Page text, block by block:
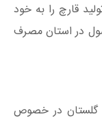
قارچ را به خود
در استان مصرف
گلستان در خصوص